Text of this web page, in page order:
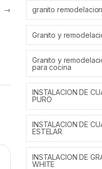
→ granito
Granito y
Granito y
para cocina
INSTALACION DE
PURO
INSTALACION DE
ESTELAR
INSTALACION DE
WHITE